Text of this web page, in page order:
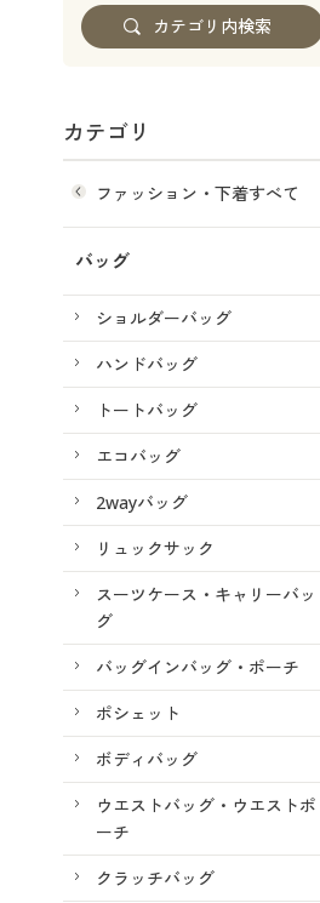
カテゴリ
ファッション・下着すべて
バッグ
ショルダーバッグ
ハンドバッグ
トートバッグ
エコバッグ
2wayバッグ
リュックサック
スーツケース・キャリーバッ
グ
バッグインバッグ・ポーチ
ポシェット
ボディバッグ
ウエストバッグ・ウエストポ
ーチ
クラッチバッグ